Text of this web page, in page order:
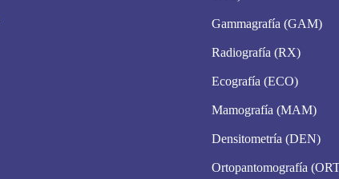
Gammagrafía (GAM)
Radiografía (RX)
Ecografía (ECO)
Mamografía (MAM)
Densitometría (DEN)
Ortopantomografía